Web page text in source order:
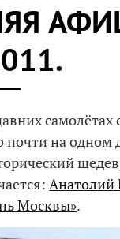
самолётах
почти на одном
Анатолий
Москвы».